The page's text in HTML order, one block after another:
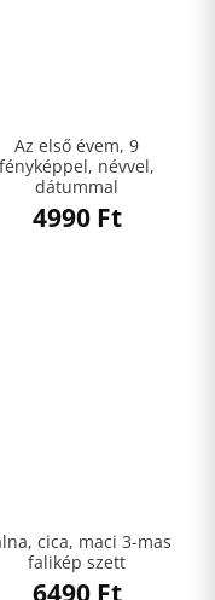
Az első évem, 9
fényképpel, névvel,
dátummal
4990 Ft
cica, maci 3-mas
falikép szett
6490 Ft